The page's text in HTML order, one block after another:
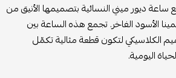
ساعة ديور ميني النسائية بتصميمها الأنيق من
الأسود الفاخر. تجمع هذه الساعة بين
الكلاسيكي لتكون قطعة مثالية تكمّل
اليومية.